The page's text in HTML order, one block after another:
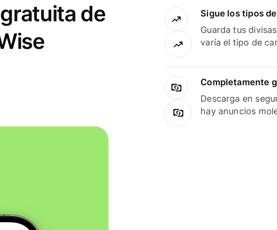
de
Sigue los tipos
Guarda tus
varía el tipo de
Completamente
Descarga en
hay anuncios